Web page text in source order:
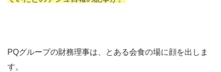
PQグループの財務理事は、とある会食の場に顔を出しま
す。